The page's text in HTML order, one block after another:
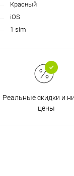
Красный
iOS
1 sim
Реальные скидки и
цены